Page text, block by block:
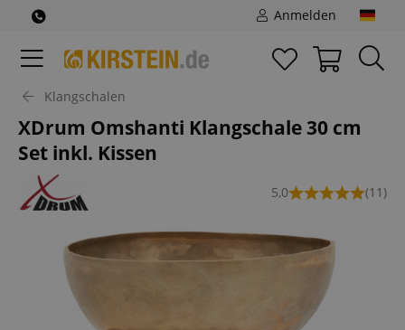
Anmelden
Klangschalen
XDrum Omshanti Klangschale 30 cm
Set inkl. Kissen
5,0 (11)